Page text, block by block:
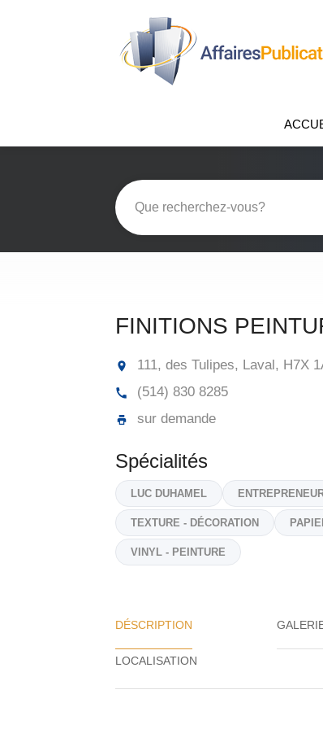
FINITIONS
111, des Tulipes, Laval, H7X
(514) 830 8285
sur demande
Spécialités
LUC DUHAMEL
TEXTURE - DÉCORATION
VINYL - PEINTURE
DÉSCRIPTION